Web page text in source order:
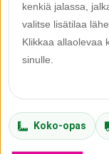
kenkiä jalassa,
valitse lisätilaa
Klikkaa allaolevaa
sinulle.
Koko-opas